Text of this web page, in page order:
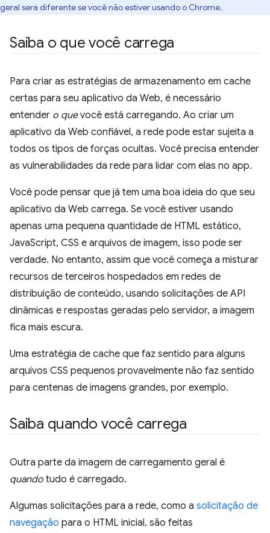
geral será diferente se você não estiver usando o Chrome.
Saiba o que você carrega
Para criar as estratégias de armazenamento em cache
certas para seu aplicativo da Web, é necessário
entender o quevocê está carregando. Ao criar um
aplicativo da Web confiável, a rede pode estar sujeita a
todos os tipos de forças ocultas. Você precisa entender
as vulnerabilidades da rede para lidar com elas no app.
Você pode pensar que já tem uma boa ideia do que seu
aplicativo da Web carrega. Se você estiver usando
apenas uma pequena quantidade de HTML estático,
JavaScript, CSS e arquivos de imagem, isso pode ser
verdade. No entanto, assim que você começa a misturar
recursos de terceiros hospedados em redes de
distribuição de conteúdo, usando solicitações de API
dinâmicas e respostas geradas pelo servidor, a imagem
fica mais escura.
Uma estratégia de cache que faz sentido para alguns
arquivos CSS pequenos provavelmente não faz sentido
para centenas de imagens grandes, por exemplo.
Saiba quando você carrega
Outra parte da imagem de carregamento geral é
quando tudo é carregado.
Algumas solicitações para a rede, como a solicitação de
navegação para o HTML inicial, são feitas